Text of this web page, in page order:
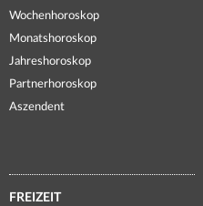
Wochenhoroskop
Monatshoroskop
Jahreshoroskop
Partnerhoroskop
Aszendent
FREIZEIT